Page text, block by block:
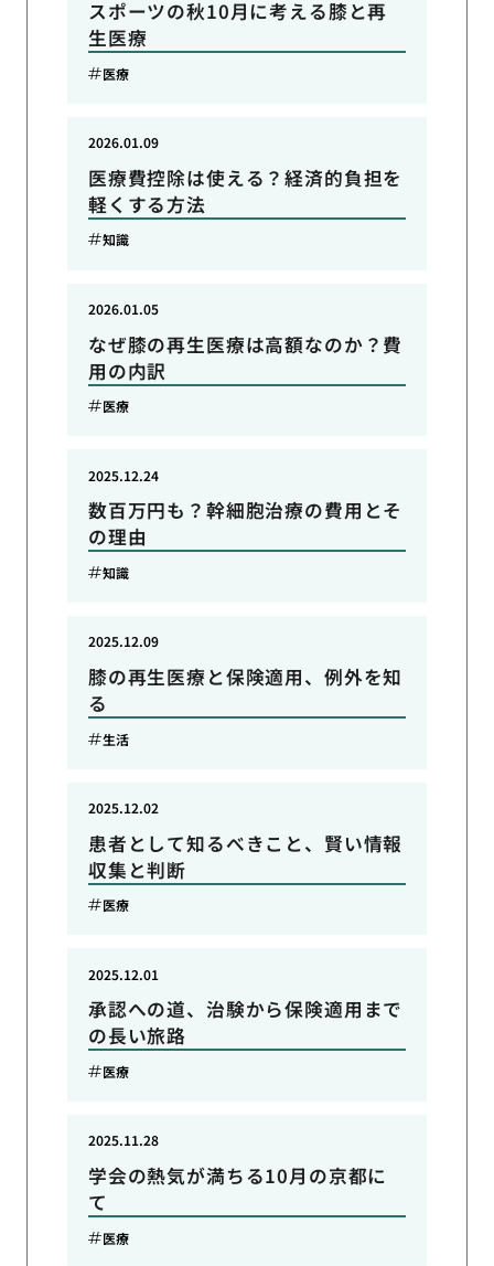
スポーツの秋10月に考える膝と再
生医療
医療
医療費控除は使える？経済的負担を
軽くする方法
2026.01.09
知識
なぜ膝の再生医療は高額なのか？費
用の内訳
2026.01.05
医療
数百万円も？幹細胞治療の費用とそ
の理由
2025.12.24
知識
膝の再生医療と保険適用、例外を知
る
2025.12.09
生活
患者として知るべきこと、賢い情報
収集と判断
2025.12.02
医療
承認への道、治験から保険適用まで
の長い旅路
2025.12.01
医療
学会の熱気が満ちる10月の京都に
て
2025.11.28
医療